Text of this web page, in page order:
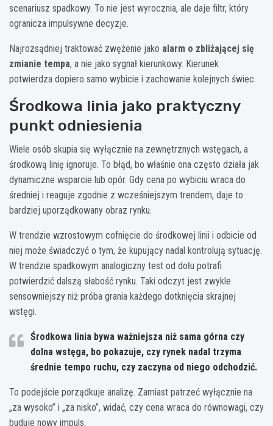
scenariusz spadkowy. To nie jest wyrocznia, ale daje filtr, który
ogranicza impulsywne decyzje.
Najrozsądniej traktować zwężenie jako alarm o zbliżającej się
zmianie tempa, a nie jako sygnał kierunkowy. Kierunek
potwierdza dopiero samo wybicie i zachowanie kolejnych świec.
Środkowa linia jako praktyczny
punkt odniesienia
Wiele osób skupia się wyłącznie na zewnętrznych wstęgach, a
środkową linię ignoruje. To błąd, bo właśnie ona często działa jak
dynamiczne wsparcie lub opór. Gdy cena po wybiciu wraca do
średniej i reaguje zgodnie z wcześniejszym trendem, daje to
bardziej uporządkowany obraz rynku.
W trendzie wzrostowym cofnięcie do środkowej linii i odbicie od
niej może świadczyć o tym, że kupujący nadal kontrolują sytuację.
W trendzie spadkowym analogiczny test od dołu potrafi
potwierdzić dalszą słabość rynku. Taki odczyt jest zwykle
sensowniejszy niż próba grania każdego dotknięcia skrajnej
wstęgi.
Środkowa linia bywa ważniejsza niż sama górna czy
dolna wstęga, bo pokazuje, czy rynek nadal trzyma
średnie tempo ruchu, czy zaczyna od niego odchodzić.
To podejście porządkuje analizę. Zamiast patrzeć wyłącznie na
„za wysoko” i „za nisko”, widać, czy cena wraca do równowagi, czy
buduje nowy impuls.